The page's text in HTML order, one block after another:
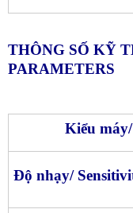
THÔNG SỐ KỸ
PARAMETERS
Kiểu
Độ nhạy/